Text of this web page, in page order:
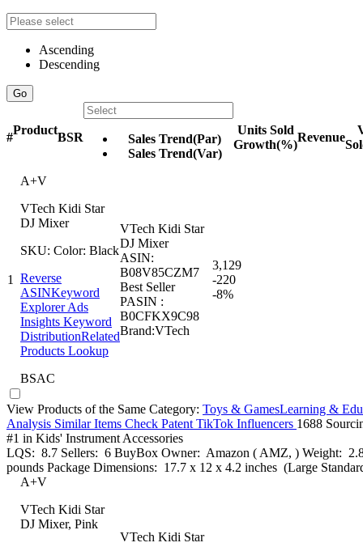
Ascending
Descending
Go
#
Product
BSR
Sales Trend(Par)
Sales Trend(Var)
Units Sold
Growth(%)
Revenue
1
A+V
VTech Kidi Star
DJ Mixer
SKU: Color: Black
Reverse
ASINKeyword
ExplorerAds
Insights Keyword
DistributionRelated
Products Lookup
BSAC
VTech Kidi Star
DJ Mixer
ASIN:
B08V85CZM7
Best Seller
PASIN :
B0CFKX9C98
Brand:VTech
3,129
-220
-8%
View Products of the Same Category: Toys & GamesLearning &
Analysis Similar Items Check Patent TikTok Influencers 1688
#1 in Kids' Instrument Accessories
LQS: 8.7 Sellers: 6 BuyBox Owner: Amazon ( AMZ, ) Weight:
pounds Package Dimensions: 17.7 x 12 x 4.2 inches (Large
A+V
VTech Kidi Star
DJ Mixer, Pink
VTech Kidi Star